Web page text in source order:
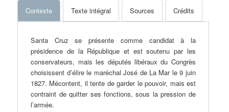
Contexte Texte intégral Sources Crédits
Santa Cruz se présente comme candidat à la
présidence de la République et est soutenu par les
conservateurs, mais les députés libéraux du Congrès
choisissent d’élire le maréchal José de La Mar le 9 juin
1827. Mécontent, il tente de garder le pouvoir, mais est
contraint de quitter ses fonctions, sous la pression de
l’armée.